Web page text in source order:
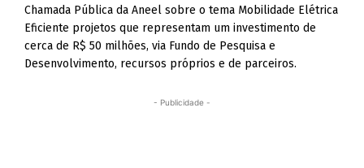
Chamada Pública da Aneel sobre o tema Mobilidade Elétrica
Eficiente projetos que representam um investimento de
cerca de R$ 50 milhões, via Fundo de Pesquisa e
Desenvolvimento, recursos próprios e de parceiros.
- Publicidade -